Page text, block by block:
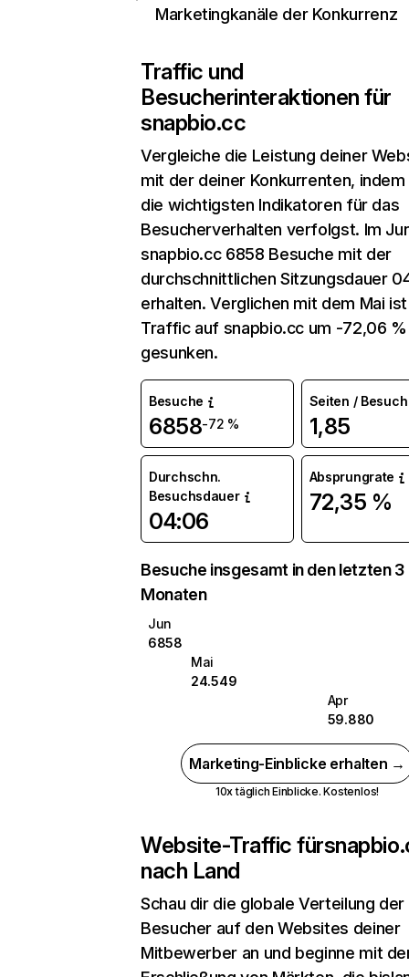
Marketingkanäle der Konkurrenz
Traffic und
Besucherinteraktionen für
snapbio.cc
Vergleiche die Leistung deiner
mit der deiner Konkurrenten, indem
die wichtigsten Indikatoren für das
Besucherverhalten verfolgst. Im
snapbio.cc 6858 Besuche mit der
durchschnittlichen Sitzungsdauer
erhalten. Verglichen mit dem Mai
Traffic auf snapbio.cc um -72,06 %
gesunken.
Besuche
6858-72 %
Seiten / Besuch
1,85
Durchschn.
Besuchsdauer
04:06
Absprungrate
72,35 %
Besuche insgesamt in den letzten 3
Monaten
Jun
6858
Mai
24.549
Apr
59.880
Marketing-Einblicke erhalten →
10x täglich Einblicke. Kostenlos!
Website-Traffic für
nach Land
Schau dir die globale Verteilung der
Besucher auf den Websites deiner
Mitbewerber an und beginne mit